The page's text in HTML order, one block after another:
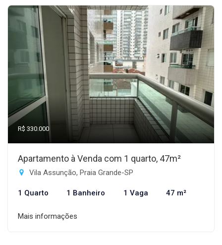
R$ 330.000
Apartamento à Venda com 1 quarto, 47m²
Vila Assunção, Praia Grande-SP
1 Quarto 1 Banheiro 1 Vaga 47 m²
Mais informações